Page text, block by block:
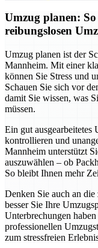
Umzug planen: So
reibungslosen
Umzug planen ist der
Mannheim. Mit einer
können Sie Stress und
Schauen Sie sich vor
damit Sie wissen, was
müssen.
Ein gut
kontrollieren und
Mannheim unterstützt
auszuwählen – ob
So bleibt Ihnen mehr
Denken Sie auch an
besser Sie Ihre
Unterbrechungen
professionellen
zum stressfreien